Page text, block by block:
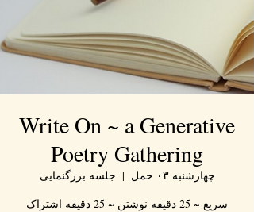
Write On ~ a Generative
Poetry Gathering
چهارشنبه ۰۳ حمل
  |
جلسه بزرگنمایی
سریع ~ 25 دقیقه نوشتن ~ 25 دقیقه اشتراک